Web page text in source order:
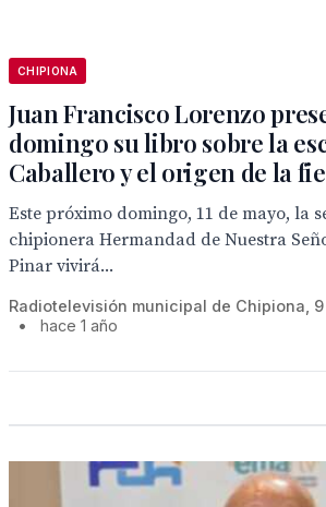
CHIPIONA
Juan Francisco Lorenzo
domingo su libro sobre la
Caballero y el origen de la
Este próximo domingo, 11 de mayo, la
chipionera Hermandad de Nuestra
Pinar vivirá...
Radiotelevisión municipal de Chipiona,
•
hace 1 año